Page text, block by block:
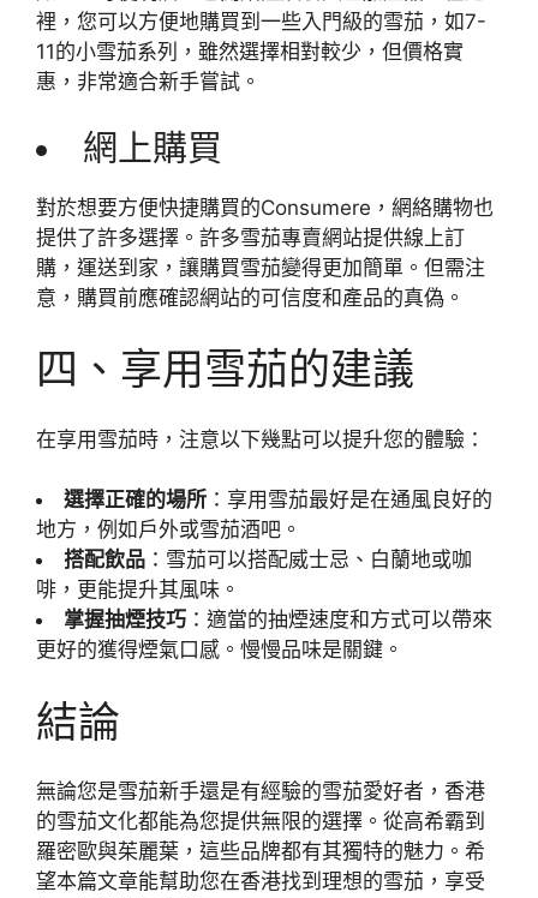
裡，您可以方便地購買到一些入門級的雪茄，如7-
11的小雪茄系列，雖然選擇相對較少，但價格實
惠，非常適合新手嘗試。
網上購買
對於想要方便快捷購買的Consumere，網絡購物也
提供了許多選擇。許多雪茄專賣網站提供線上訂
購，運送到家，讓購買雪茄變得更加簡單。但需注
意，購買前應確認網站的可信度和產品的真偽。
四、享用雪茄的建議
在享用雪茄時，注意以下幾點可以提升您的體驗：
選擇正確的場所 ：享用雪茄最好是在通風良好的
地方，例如戶外或雪茄酒吧。
搭配飲品 ：雪茄可以搭配威士忌、白蘭地或咖
啡，更能提升其風味。
掌握抽煙技巧 ：適當的抽煙速度和方式可以帶來
更好的獲得煙氣口感。慢慢品味是關鍵。
結論
無論您是雪茄新手還是有經驗的雪茄愛好者，香港
的雪茄文化都能為您提供無限的選擇。從高希霸到
羅密歐與茱麗葉，這些品牌都有其獨特的魅力。希
望本篇文章能幫助您在香港找到理想的雪茄，享受